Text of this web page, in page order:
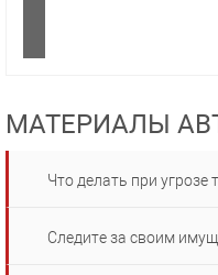
МАТЕРИАЛЫ
Что делать при угрозе
Следите за своим